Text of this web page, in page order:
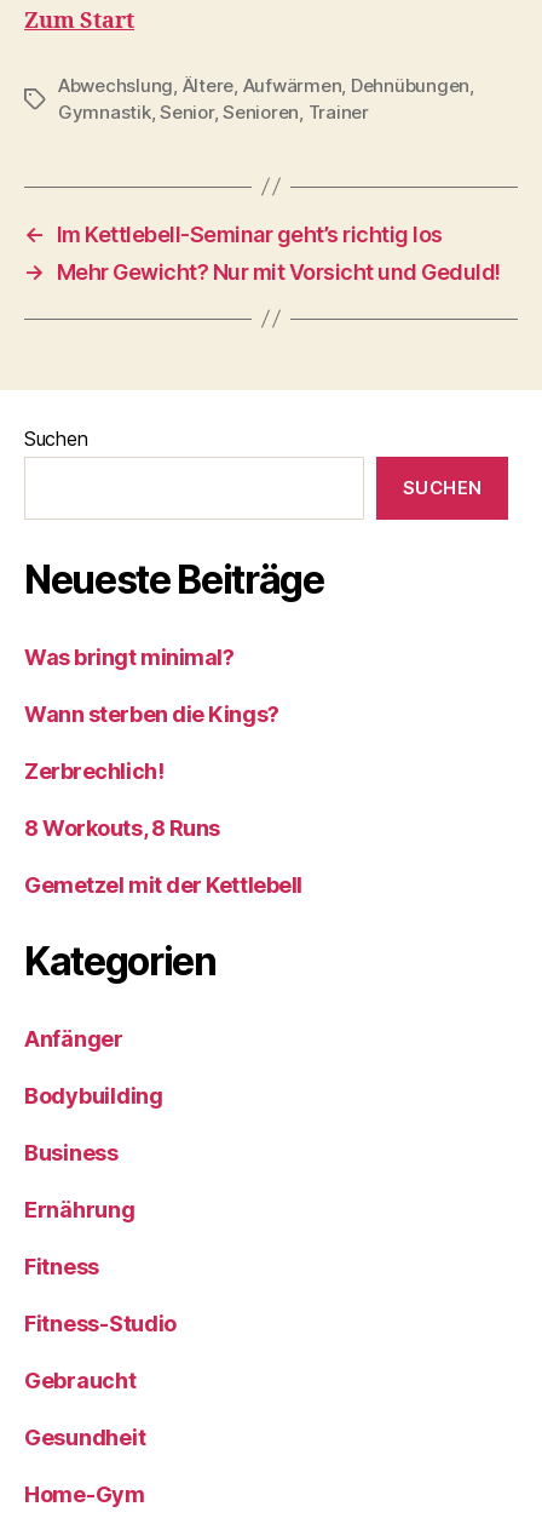
Zum Start
Schlagwörter
Abwechslung, Ältere, Aufwärmen, Dehnübungen,
Gymnastik,Senior,Senioren, Trainer
←
Im Kettlebell-Seminar geht’s richtig los
→
Mehr Gewicht? Nur mit Vorsicht und Geduld!
Suchen
SUCHEN
Neueste Beiträge
Was bringt minimal?
Wann sterben die Kings?
Zerbrechlich!
8 Workouts, 8 Runs
Gemetzel mit der Kettlebell
Kategorien
Anfänger
Bodybuilding
Business
Ernährung
Fitness
Fitness-Studio
Gebraucht
Gesundheit
Home-Gym